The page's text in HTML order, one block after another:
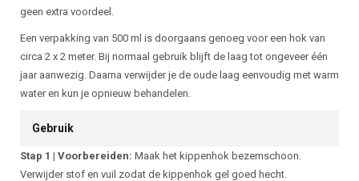
geen extra voordeel.
Een verpakking van 500 ml is doorgaans genoeg voor een hok van
circa 2 x 2 meter. Bij normaal gebruik blijft de laag tot ongeveer één
jaar aanwezig. Daarna verwijder je de oude laag eenvoudig met warm
water en kun je opnieuw behandelen.
Gebruik
Stap 1 | Voorbereiden: Maak het kippenhok bezemschoon.
Verwijder stof en vuil zodat de kippenhok gel goed hecht.